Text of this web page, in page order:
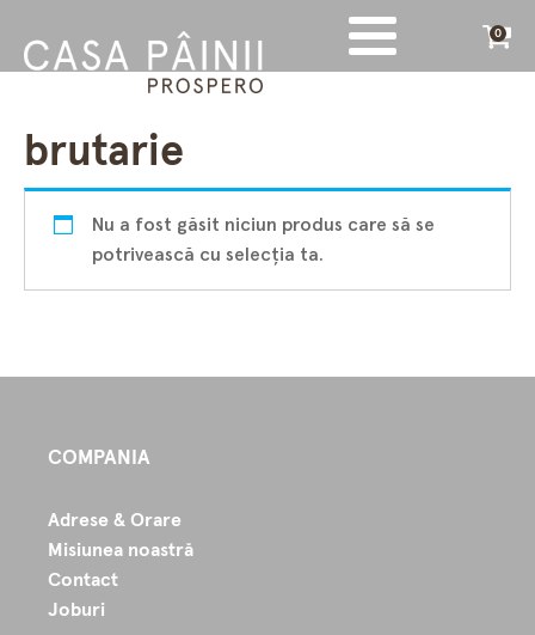
0
brutarie
Nu a fost găsit niciun produs care să se
potrivească cu selecția ta.
COMPANIA
Adrese & Orare
Misiunea noastră
Contact
Joburi